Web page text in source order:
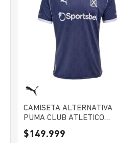
CAMISETA ALTERNATIVA
PUMA CLUB ATLETICO
INDEPENDIENTE HOMBRE
$149.999